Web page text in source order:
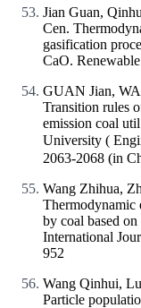
Jian Guan,
Cen.
gasification
CaO.
GUAN Jian,
Transition rules
emission coal
University (
2063-2068 (in
Wang Zhihua,
Thermodynamic
by coal based
International
952
Wang Qinhui,
Particle